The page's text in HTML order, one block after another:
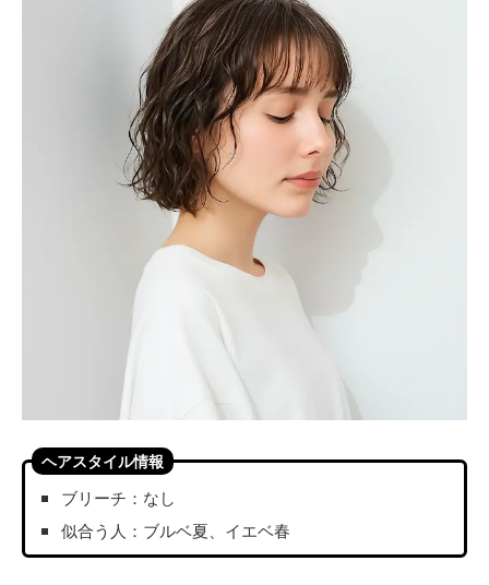
ヘアスタイル情報
ブリーチ：なし
似合う人：ブルベ夏、イエベ春